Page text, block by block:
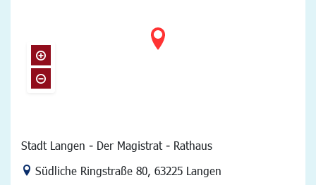
Stadt Langen - Der Magistrat - Rathaus
Link zur Google-Maps Navigation
Südliche Ringstraße 80, 63225 Langen